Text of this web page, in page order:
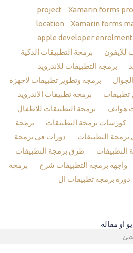
project
Xamarin forms
location
Xamarin forms
apple developer enrolment
للايفون
برمجة التطبيقات الذكية
برمجة التطبيقات للاندرويد
برمجة وتطوير تطبيقات لاجهزة
تطبيقات
برمجة تطبيقات الاندرويد
هواتف
برمجة التطبيقات للاطفال
كورسات برمجة التطبيقات
برمجة
برمجة التطبيقات
دورات في برمجة
التطبيقات
طرق برمجة التطبيقات
واجهة برمجة التطبيقات شرح
برمجة
دورة برمجة تطبيقات ال
او مقالة